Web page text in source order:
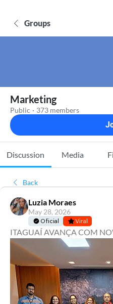
Groups
Marketing
Public · 373 members
Discussion Media
Back
Luzia Moraes
May 28, 2026
Oficial Viral
ITAGUAÍ AVANÇA COM